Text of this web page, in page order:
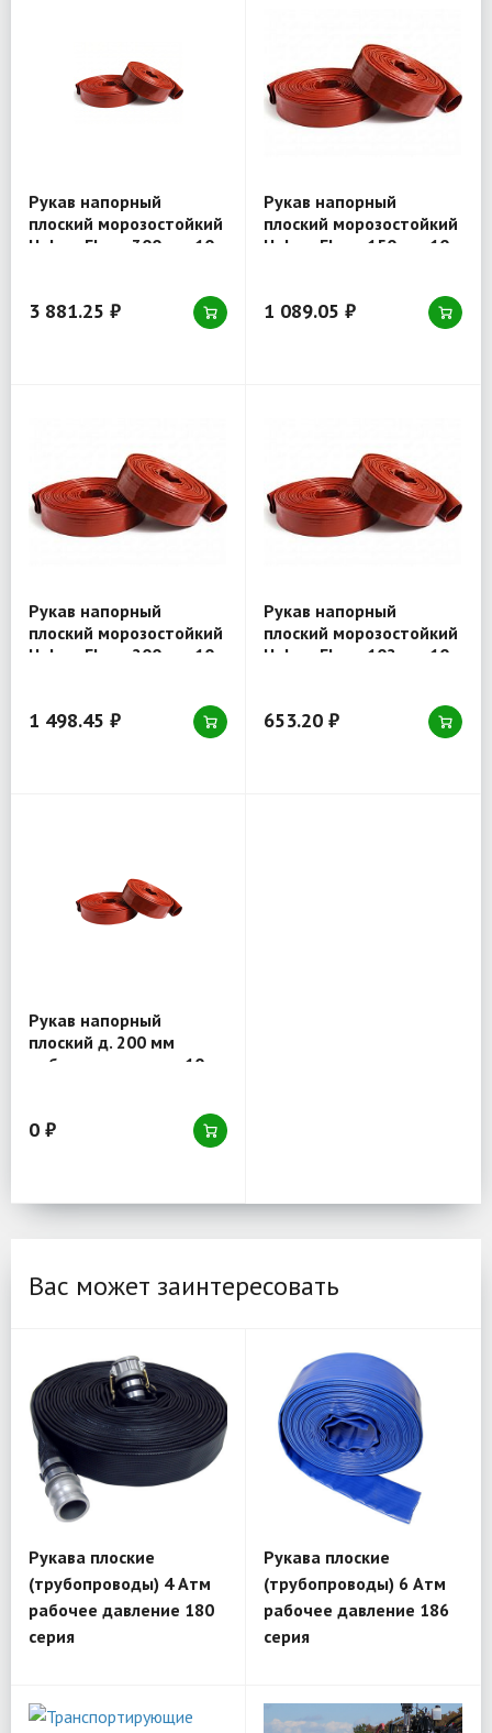
Рукав напорный
плоский морозостойкий
Holzer Flexo 300 мм 10
3 881.25 ₽
Рукав напорный
плоский морозостойкий
Holzer Flexo 150 мм 10
1 089.05 ₽
Рукав напорный
плоский морозостойкий
Holzer Flexo 200 мм 10
1 498.45 ₽
Рукав напорный
плоский морозостойкий
Holzer Flexo 102 мм 10
653.20 ₽
Рукав напорный
плоский д. 200 мм
рабочее давление 10
0 ₽
Вас может заинтересовать
Рукава плоские
(трубопроводы) 4 Атм
рабочее давление 180
серия
Рукава плоские
(трубопроводы) 6 Атм
рабочее давление 186
серия